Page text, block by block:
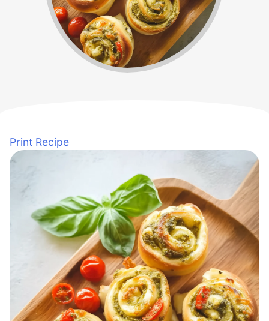
Print Recipe